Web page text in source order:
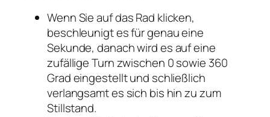
Wenn Sie auf das Rad klicken,
beschleunigt es für genau eine
Sekunde, danach wird es auf eine
zufällige Turn zwischen 0 sowie 360
Grad eingestellt und schließlich
verlangsamt es sich bis hin zu zum
Stillstand.